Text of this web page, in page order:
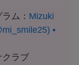
ム： Mizuki
•
クラブ